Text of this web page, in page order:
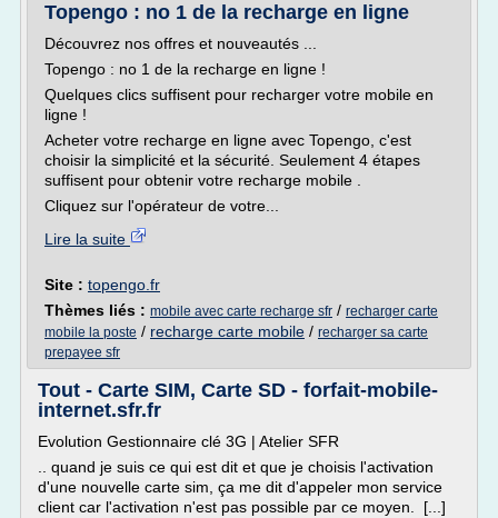
Topengo : no 1 de la recharge en ligne
Découvrez nos offres et nouveautés ...
Topengo : no 1 de la recharge en ligne !
Quelques clics suffisent pour recharger votre mobile en
ligne !
Acheter votre recharge en ligne avec Topengo, c'est
choisir la simplicité et la sécurité. Seulement 4 étapes
suffisent pour obtenir votre recharge mobile .
Cliquez sur l'opérateur de votre...
Lire la suite
Site : topengo.fr
Thèmes liés : mobile avec carte recharge sfr / recharger carte
mobile la poste / recharge carte mobile / recharger sa carte
prepayee sfr
Tout - Carte SIM, Carte SD - forfait-mobile-
internet.sfr.fr
Evolution Gestionnaire clé 3G | Atelier SFR
.. quand je suis ce qui est dit et que je choisis l'activation
d'une nouvelle carte sim, ça me dit d'appeler mon service
client car l'activation n'est pas possible par ce moyen. [...]